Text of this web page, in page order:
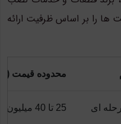
را بر اساس ظرفیت ارائه
محدوده قیمت
ای 25 تا 40 میلیون